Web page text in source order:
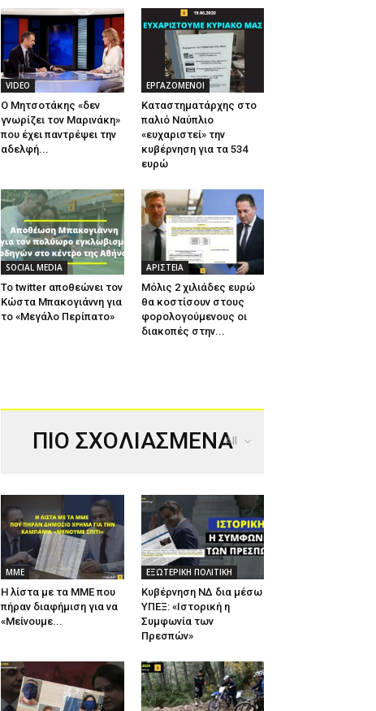
VIDEO
Ο Μητσοτάκης «δεν
γνωρίζει τον Μαρινάκη»
που έχει παντρέψει την
αδελφή...
ΕΡΓΑΖΟΜΕΝΟΙ
Καταστηματάρχης στο
παλιό Ναύπλιο
«ευχαριστεί» την
κυβέρνηση για τα 534
ευρώ
SOCIAL MEDIA
Το twitter αποθεώνει τον
Κώστα Μπακογιάννη για
το «Μεγάλο Περίπατο»
ΑΡΙΣΤΕΙΑ
Μόλις 2 χιλιάδες ευρώ
θα κοστίσουν στους
φορολογούμενους οι
διακοπές στην...
ΠΙΟ ΣΧΟΛΙΑΣΜΕΝΑ
All
ΜΜΕ
Η λίστα με τα ΜΜΕ που
πήραν διαφήμιση για να
«Μείνουμε...
ΕΞΩΤΕΡΙΚΗ ΠΟΛΙΤΙΚΗ
Κυβέρνηση ΝΔ δια μέσω
ΥΠΕΞ: «Ιστορική η
Συμφωνία των
Πρεσπών»